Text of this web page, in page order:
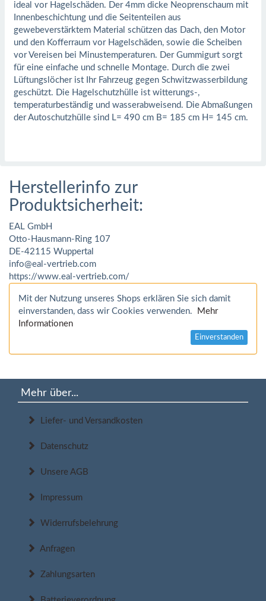
ideal vor Hagelschäden. Der 4mm dicke Neoprenschaum mit
Innenbeschichtung und die Seitenteilen aus
gewebeverstärktem Material schützen das Dach, den Motor
und den Kofferraum vor Hagelschäden, sowie die Scheiben
vor Vereisen bei Minustemperaturen. Der Gummigurt sorgt
für eine einfache und schnelle Montage. Durch die zwei
Lüftungslöcher ist Ihr Fahrzeug gegen Schwitzwasserbildung
geschützt. Die Hagelschutzhülle ist witterungs-,
temperaturbeständig und wasserabweisend. Die Abmaßungen
der Autoschutzhülle sind L= 490 cm B= 185 cm H= 145 cm.
Herstellerinfo zur
Produktsicherheit:
EAL GmbH
Otto-Hausmann-Ring 107
DE-42115 Wuppertal
info@eal-vertrieb.com
https://www.eal-vertrieb.com/
Mit der Nutzung unseres Shops erklären Sie sich damit
einverstanden, dass wir Cookies verwenden.
Mehr
Informationen
Einverstanden
Mehr über...
Liefer- und Versandkosten
Datenschutz
Unsere AGB
Impressum
Widerrufsbelehrung
Anfragen
Zahlungsarten